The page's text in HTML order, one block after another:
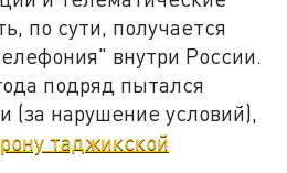
по сути, получается
внутри России.
подряд пытался
(за нарушение условий),
таджикской